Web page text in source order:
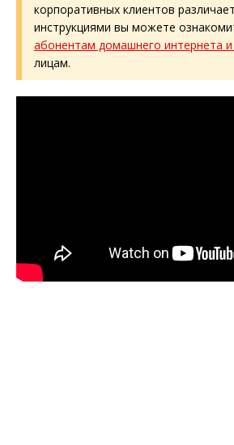
корпоративных клиентов
инструкциями вы можете
абонентам домашнего интернета
лицам.